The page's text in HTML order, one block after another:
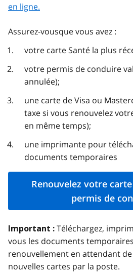
en ligne.
Assurez-vousque vous avez :
votre carte Santé la plus
votre permis de conduire
annulée);
une carte de Visa ou
taxe si vous renouvelez
en même temps);
une imprimante pour
documents temporaires
Renouvelez votre
permis de
Important : Téléchargez,
vous les documents
renouvellement en attendant
nouvelles cartes par la poste.